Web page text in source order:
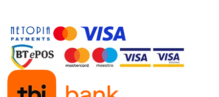
Stative de partituri
Case-uri, rack, huse si genti
Case-uri universale
Pachete si bundle
Casti Audio